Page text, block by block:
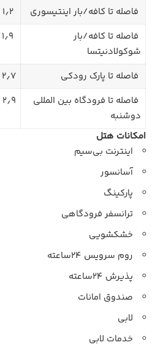
فاصله تا کافه/بار اینتیسوری
۱٫۲ کیلومتر
فاصله تا کافه/بار
شوکولادنیتسا
فاصله تا پارک رودکی
۲٫۷ کیلومتر
فاصله تا فرودگاه بین المللی
دوشنبه
۲٫۹ کیلومتر
امکانات هتل
اینترنت بی‌سیم
آسانسور
پارکینگ
ترانسفر فرودگاهی
خشکشویی
روم سرویس ۲۴ساعته
پذیرش ۲۴ساعته
صندوق امانات
لابی
خدمات لابی